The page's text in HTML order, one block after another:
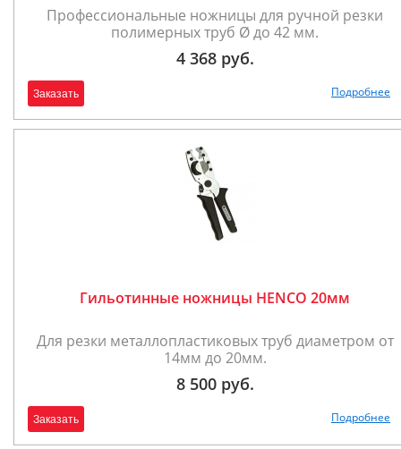
Профессиональные ножницы для ручной резки
полимерных труб Ø до 42 мм.
4 368 руб.
Заказать Подробнее
Гильотинные ножницы HENCO 20мм
Для резки металлопластиковых труб диаметром от
14мм до 20мм.
8 500 руб.
Заказать Подробнее